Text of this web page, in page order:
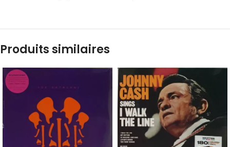
Produits similaires